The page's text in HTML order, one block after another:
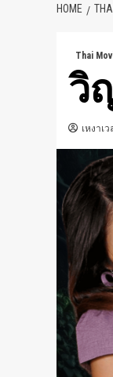
HOME
Thai
วิ
เหงาเ